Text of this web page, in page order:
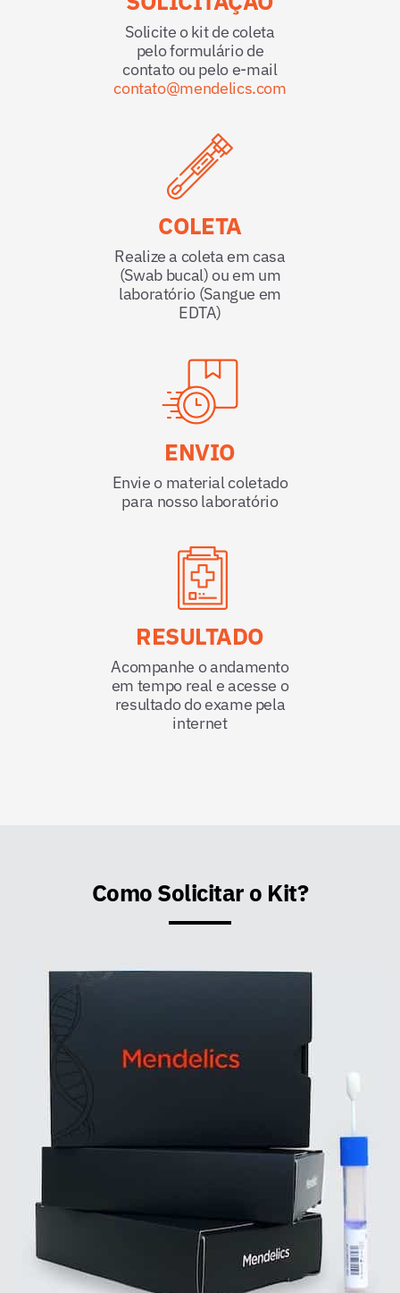
Solicite o kit de coleta
pelo formulário de
contato ou pelo e-mail
contato@mendelics.com
COLETA
Realize a coleta em casa
(Swab bucal) ou em um
laboratório (Sangue em
EDTA)
ENVIO
Envie o material coletado
para nosso laboratório
RESULTADO
Acompanhe o andamento
em tempo real e acesse o
resultado do exame pela
internet
Como Solicitar o Kit?